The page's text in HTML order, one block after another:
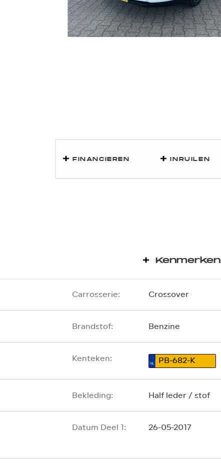
FINANCIEREN INRUILEN
Kenmerken
Carrosserie: Crossover
Brandstof: Benzine
Kenteken: PB-682-K
Bekleding: Half leder / stof
Datum Deel 1: 26-05-2017